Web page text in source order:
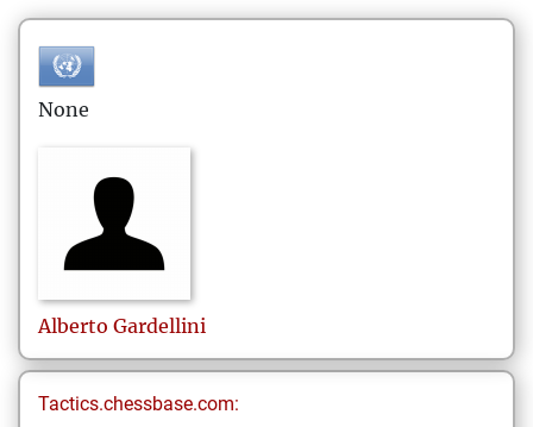
None
Alberto Gardellini
Tactics.chessbase.com: